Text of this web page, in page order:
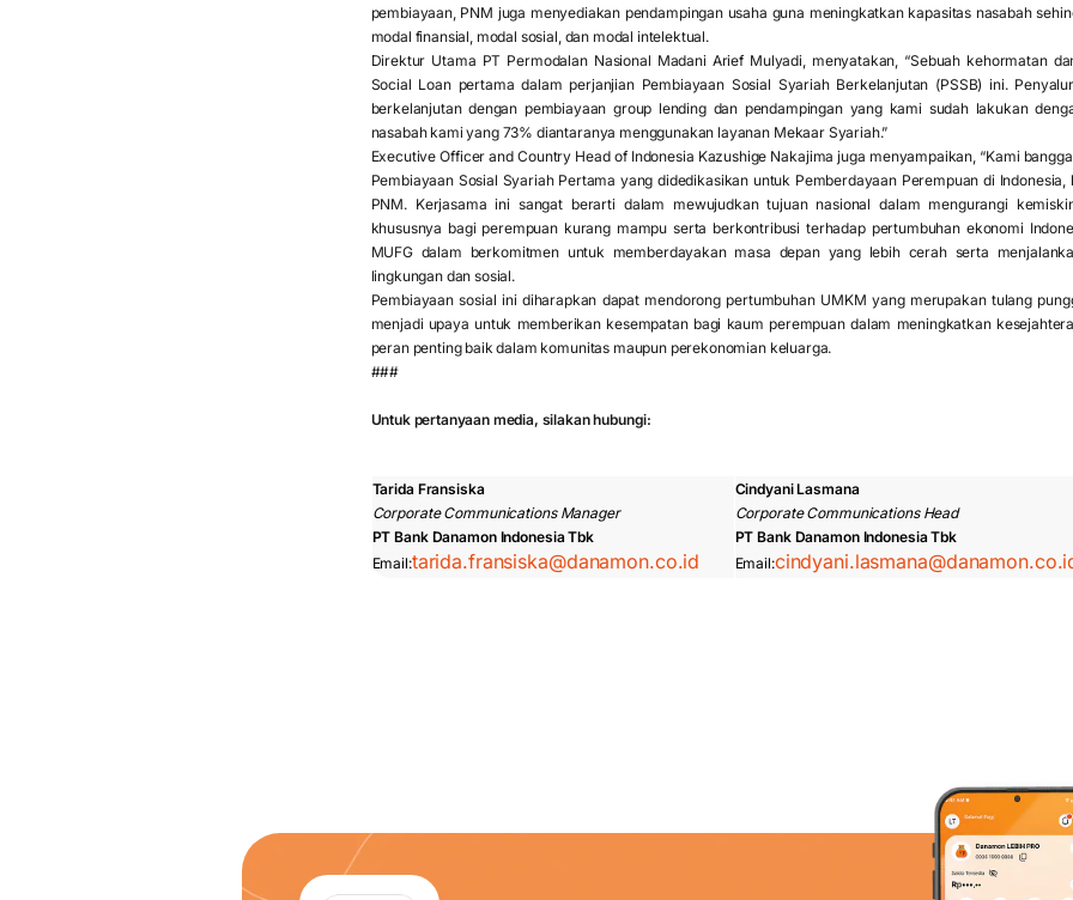
pembiayaan, PNM juga menyediakan pendampingan usaha guna meningkatkan kapasitas nasabah
modal finansial, modal sosial, dan modal intelektual.
Direktur Utama PT Permodalan Nasional Madani Arief Mulyadi, menyatakan, “Sebuah kehormatan
Social Loan pertama dalam perjanjian Pembiayaan Sosial Syariah Berkelanjutan (PSSB) ini.
berkelanjutan dengan pembiayaan group lending dan pendampingan yang kami sudah lakukan
nasabah kami yang 73% diantaranya menggunakan layanan Mekaar Syariah.”
Executive Officer and Country Head of Indonesia Kazushige Nakajima juga menyampaikan, “Kami
Pembiayaan Sosial Syariah Pertama yang didedikasikan untuk Pemberdayaan Perempuan di
PNM. Kerjasama ini sangat berarti dalam mewujudkan tujuan nasional dalam mengurangi
khususnya bagi perempuan kurang mampu serta berkontribusi terhadap pertumbuhan ekonomi
MUFG dalam berkomitmen untuk memberdayakan masa depan yang lebih cerah serta
lingkungan dan sosial.
Pembiayaan sosial ini diharapkan dapat mendorong pertumbuhan UMKM yang merupakan tulang
menjadi upaya untuk memberikan kesempatan bagi kaum perempuan dalam meningkatkan
peran penting baik dalam komunitas maupun perekonomian keluarga.
###
Untuk pertanyaan media, silakan hubungi:
Tarida Fransiska
Corporate Communications Manager
PT Bank Danamon Indonesia Tbk
Email:tarida.fransiska@danamon.co.id
Cindyani Lasmana
Corporate Communications Head
PT Bank Danamon Indonesia Tbk
Email: